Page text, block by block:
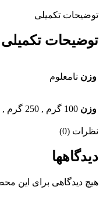
توضیحات تکمیلی
توضیحات تکمیلی
وزن نامعلوم
وزن 100 گرم , 250 گرم ,
نظرات (0)
دیدگاهها
هیچ دیدگاهی برای این